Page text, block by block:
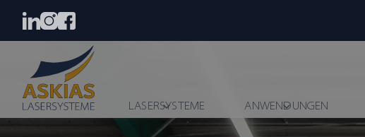
LASERSYSTEME ANWENDUNGEN